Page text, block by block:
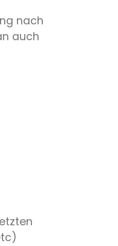
nach
auch